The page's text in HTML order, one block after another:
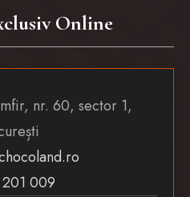
Online
nr. 60, sector 1,
009